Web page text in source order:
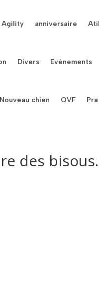
Agility anniversaire
Divers Evénements
Nouveau chien OVF
des